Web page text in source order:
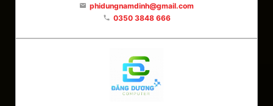
email phidungnamdinh@gmail.com
phone 0350 3848 666